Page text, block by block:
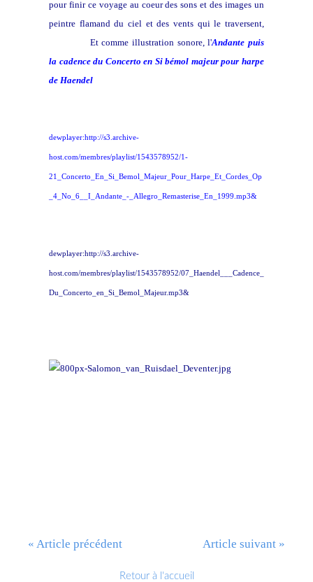
pour finir ce voyage au coeur des sons et des images un
peintre flamand du ciel et des vents qui le traversent,
Et comme illustration sonore, l'Andante puis
la cadence du Concerto en Si bémol majeur pour harpe
de Haendel
dewplayer:http://s3.archive-
host.com/membres/playlist/1543578952/1-
21_Concerto_En_Si_Bemol_Majeur_Pour_Harpe_Et_Cordes_Op
_4_No_6__I_Andante_-_Allegro_Remasterise_En_1999.mp3&
dewplayer:http://s3.archive-
host.com/membres/playlist/1543578952/07_Haendel___Cadence_
Du_Concerto_en_Si_Bemol_Majeur.mp3&
« Article précédent Article suivant »
Retour à l'accueil